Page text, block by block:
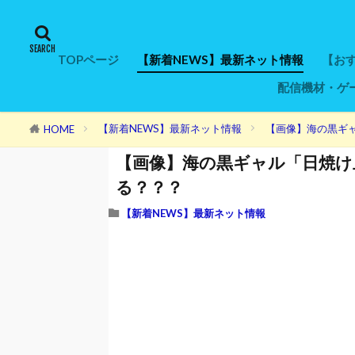
TOPページ 【新着NEWS】最新ネット情報 【お
お
ゲ
ポ
モ
ち
EC
オ
マ
ゲ
ニ
げ
ハ
配信機材・ゲ
ゲーム機本
ヘッドセッ
キーボード
マウス
モニター
ウェブカメ
マイク
オーディオ
ゲーミング
ゲーミング
人気ゲーミ
30万円以上
20万円以下
10万円以下
5万円以下PC
ゲーミング
ゲーミング
動画編集ソ
キャプチャ
SSD・HDD
コントロー
マイクアー
Wi-Fiルータ
光回線
HOME 【新着NEWS】最新ネット情報 【画像】海の黒
【画像】海の黒ギャル「日焼
る？？？
【新着NEWS】最新ネット情報